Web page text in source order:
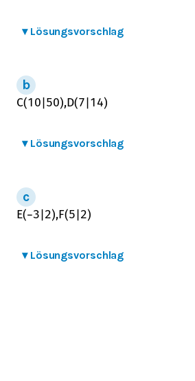
▾ Lösungsvorschlag
C(10 50),D(7 14)
▾ Lösungsvorschlag
E(−3 2),F(5 2)
▾ Lösungsvorschlag